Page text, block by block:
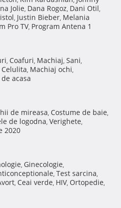
Jolie, Dana Rogoz, Dani Otil,
, Justin Bieber, Melania
Pro TV, Program Antena 1
, Coafuri, Machiaj, Sani,
Celulita, Machiaj ochi,
acasa
de mireasa, Costume de baie,
de logodna, Verighete,
2020
, Ginecologie,
, Test sarcina,
, Ceai verde, HIV, Ortopedie,